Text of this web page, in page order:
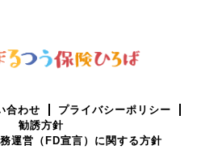
合わせ
プライバシーポリシー
勧誘方針
運営（FD宣言）に関する方針